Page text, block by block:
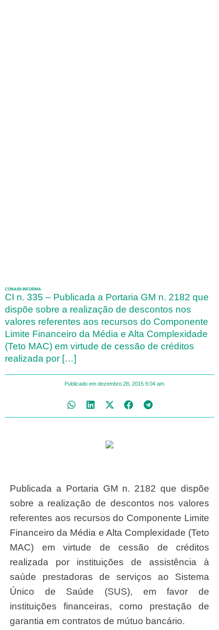
CONASS INFORMA
CI n. 335 – Publicada a Portaria GM n. 2182 que
dispõe sobre a realização de descontos nos
valores referentes aos recursos do Componente
Limite Financeiro da Média e Alta Complexidade
(Teto MAC) em virtude de cessão de créditos
realizada por […]
Publicado em dezembro 28, 2015 9:04 am
Publicada a Portaria GM n. 2182 que dispõe
sobre a realização de descontos nos valores
referentes aos recursos do Componente Limite
Financeiro da Média e Alta Complexidade (Teto
MAC) em virtude de cessão de créditos
realizada por instituições de assistência à
saúde prestadoras de serviços ao Sistema
Único de Saúde (SUS), em favor de
instituições financeiras, como prestação de
garantia em contratos de mútuo bancário.